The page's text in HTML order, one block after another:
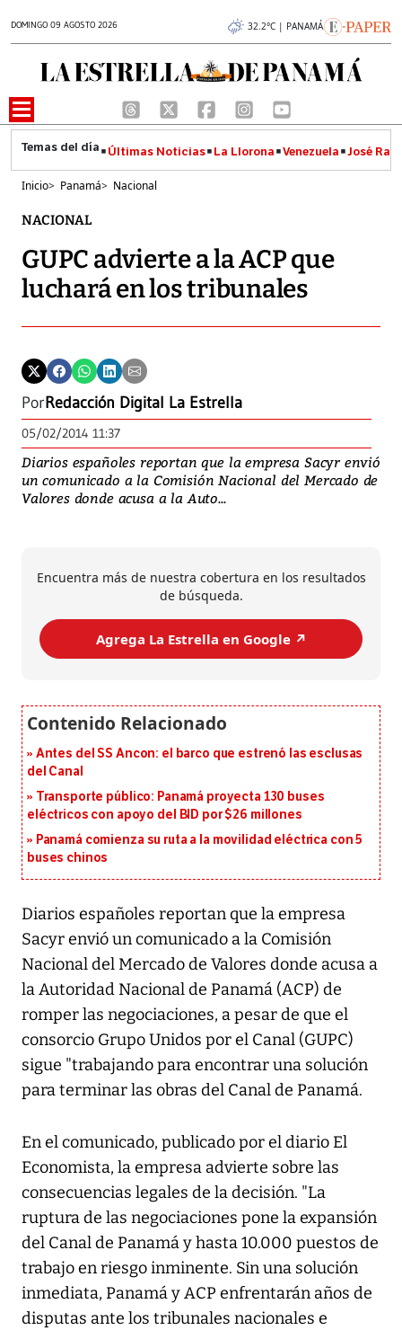
DOMINGO 09 AGOSTO 2026 32.2°C | PANAMÁ
Últimas Noticias La Llorona Venezuela José
Inicio> Panamá> Nacional
NACIONAL
GUPC advierte a la ACP que
luchará en los tribunales
PorRedacción Digital La Estrella
05/02/2014 11:37
Diarios españoles reportan que la empresa Sacyr envió
un comunicado a la Comisión Nacional del Mercado de
Valores donde acusa a la Auto...
Encuentra más de nuestra cobertura en los resultados
de búsqueda.
Agrega La Estrella en Google ↗️
Antes del SS Ancon: el barco que estrenó las esclusas
del Canal
Transporte público: Panamá proyecta 130 buses
eléctricos con apoyo del BID por $26 millones
Panamá comienza su ruta a la movilidad eléctrica con 5
buses chinos
Diarios españoles reportan que la empresa
Sacyr envió un comunicado a la Comisión
Nacional del Mercado de Valores donde acusa a
la Autoridad Nacional de Panamá (ACP) de
romper las negociaciones, a pesar de que el
consorcio Grupo Unidos por el Canal (GUPC)
sigue "trabajando para encontrar una solución
para terminar las obras del Canal de Panamá.
En el comunicado, publicado por el diario El
Economista, la empresa advierte sobre las
consecuencias legales de la decisión. "La
ruptura de las negociaciones pone la expansión
del Canal de Panamá y hasta 10.000 puestos de
trabajo en riesgo inminente. Sin una solución
inmediata, Panamá y ACP enfrentarán años de
disputas ante los tribunales nacionales e